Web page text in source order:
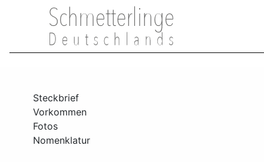
Steckbrief
Vorkommen
Fotos
Nomenklatur